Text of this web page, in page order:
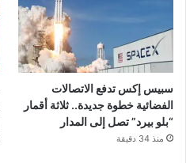
سبيس إكس تدفع الاتصالات
الفضائية خطوة جديدة.. ثلاثة أقمار
“بلو بيرد” تصل إلى المدار
منذ 34 دقيقة